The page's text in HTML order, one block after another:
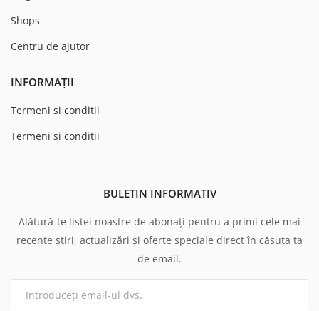
Shops
Centru de ajutor
INFORMAȚII
Termeni si conditii
Termeni si conditii
BULETIN INFORMATIV
Alătură-te listei noastre de abonați pentru a primi cele mai
recente știri, actualizări și oferte speciale direct în căsuța ta
de email.